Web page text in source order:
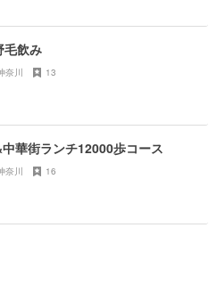
毛飲み
奈川 13
華街ランチ12000歩コース
奈川 16